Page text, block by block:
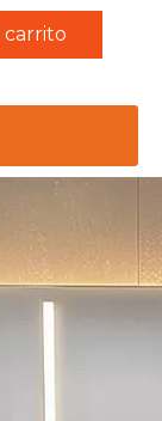
carrito